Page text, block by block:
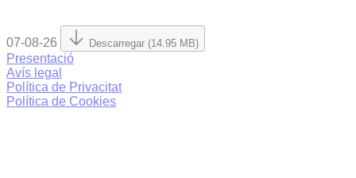
07-08-26 Descarregar (14.95 MB)
Presentació
Avís legal
Política de Privacitat
Política de Cookies